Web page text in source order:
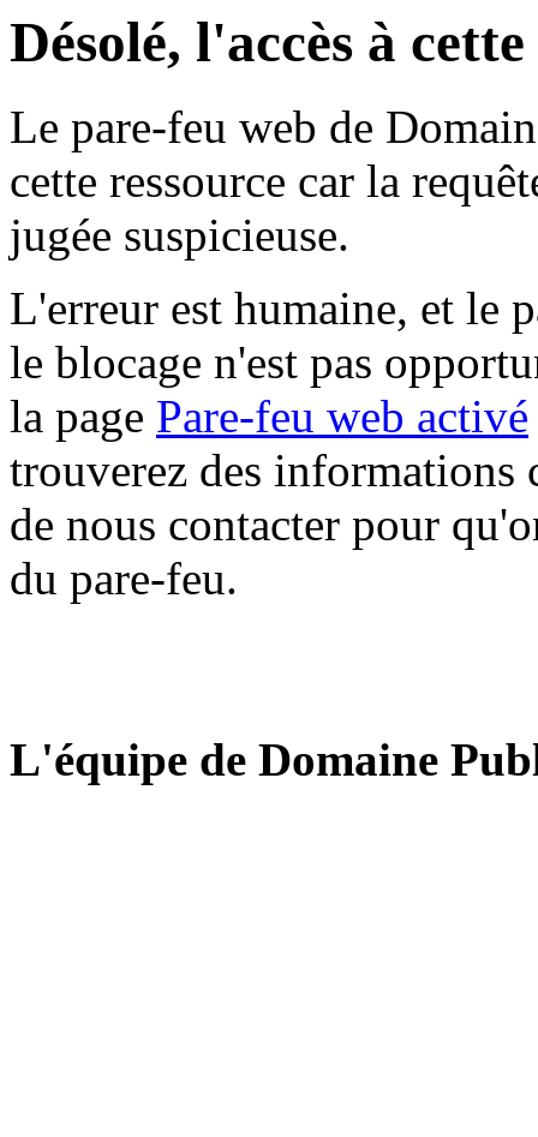
Désolé, l'accès à
Le pare-feu web de
cette ressource car la
jugée suspicieuse.
L'erreur est humaine, et le
le blocage n'est pas
la page Pare-feu web activé
trouverez des informations
de nous contacter pour
du pare-feu.
L'équipe de Domaine